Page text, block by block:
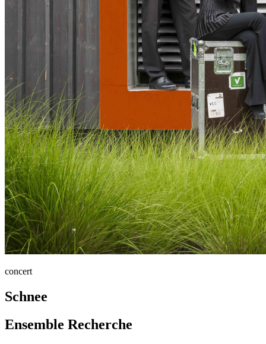
concert
Schnee
Ensemble Recherche